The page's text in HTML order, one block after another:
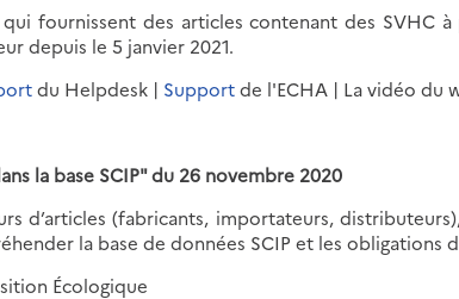
fournissent des articles contenant des SVHC
depuis le 5 janvier 2021.
du Helpdesk | Supportde l'ECHA | La vidéo du
la base SCIP" du 26 novembre 2020
d’articles (fabricants, importateurs,
la base de données SCIP et les
Écologique